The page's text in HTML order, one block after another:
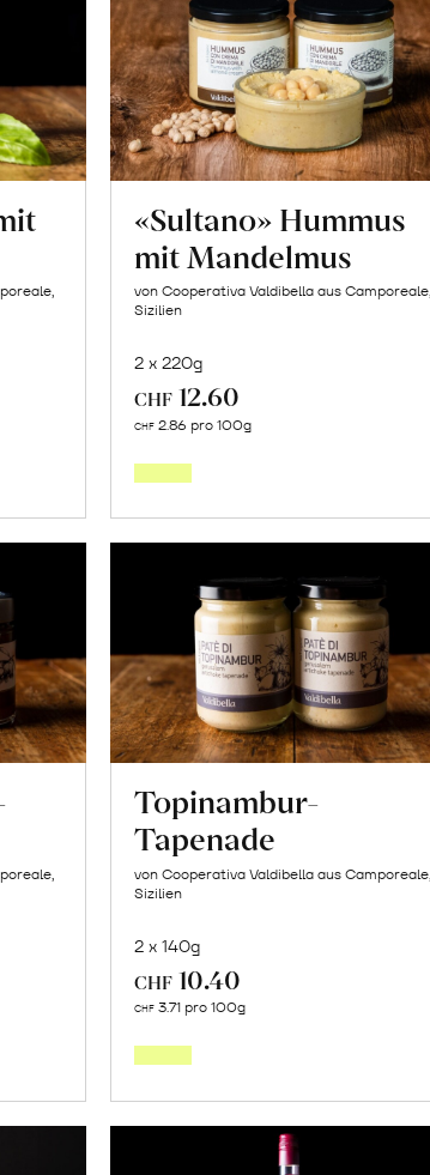
«Sultano» Hummus
mit Mandelmus
von Cooperativa Valdibella aus Camporeale,
Sizilien
2 x 220g
CHF 12.60
CHF 2.86 pro 100g
Topinambur-
Tapenade
von Cooperativa Valdibella aus Camporeale,
Sizilien
2 x 140g
CHF 10.40
CHF 3.71 pro 100g